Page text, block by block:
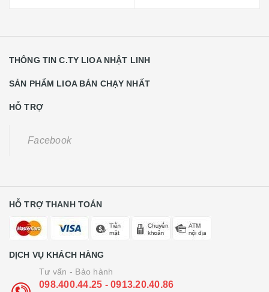
THÔNG TIN C.TY LIOA NHẬT LINH
SẢN PHẨM LIOA BÁN CHẠY NHẤT
HỖ TRỢ
Facebook
HỖ TRỢ THANH TOÁN
DỊCH VỤ KHÁCH HÀNG
Tư vấn - Bảo hành
098.400.44.25 - 0913.20.40.86